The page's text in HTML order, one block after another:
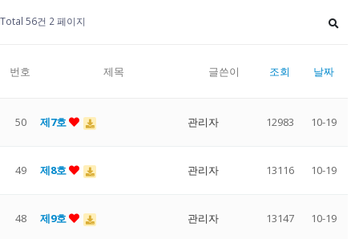
Total 56건 2 페이지
번호 제목 글쓴이 조회 날짜
50 제7호 관리자 12983 10-19
49 제8호 관리자 13116 10-19
48 제9호 관리자 13147 10-19